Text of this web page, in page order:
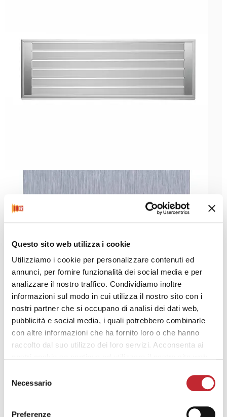
Questo sito web utilizza i cookie
Utilizziamo i cookie per personalizzare contenuti ed
annunci, per fornire funzionalità dei social media e per
analizzare il nostro traffico. Condividiamo inoltre
informazioni sul modo in cui utilizza il nostro sito con i
nostri partner che si occupano di analisi dei dati web,
pubblicità e social media, i quali potrebbero combinarle
con altre informazioni che ha fornito loro o che hanno
raccolto dal suo utilizzo dei loro servizi. Acconsenta ai
delNecessario
Preferenze